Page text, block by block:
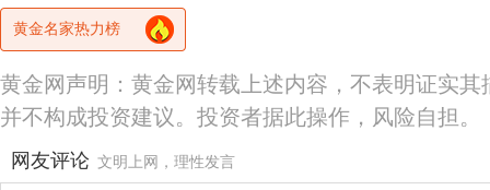
黄金名家热力榜
黄金网声明：黄金网转载上述内容，不表明证实
并不构成投资建议。投资者据此操作，风险自担。
网友评论 文明上网，理性发言